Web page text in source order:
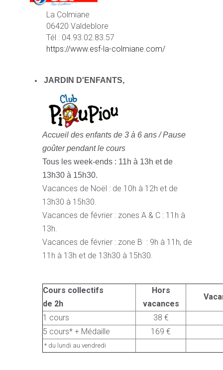
La Colmiane
06420 Valdeblore
Tél : 04.93.02.83.57
https://www.esf-la-colmiane.com/
JARDIN D'ENFANTS,
Accueil des enfants de 3 à 6 ans /Pause
goûter pendant le cours
Tous les week-ends : 11h à 13h et de
13h30 à 15h30.
Vacances de Noël : de 10h à 12h et de
13h30 à 15h30.
Vacances de février : zones A & C : 11h à
13h.
Vacances de février : zone B : 9h à 11h, de
11h à 13h et de 13h30 à 15h30.
Cours collectifs
de 2h
Hors
vacances
1 cours
38 €
5 cours* + Médaille
169 €
* du lundi au vendredi